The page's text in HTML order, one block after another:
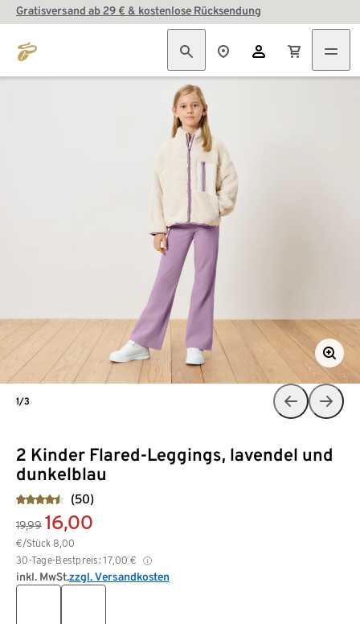
Gratisversand ab 29 € & kostenlose Rücksendung
2 Kinder Flared-Leggings, lavendel und
dunkelblau
(50)
19,99 16,00
€/Stück 8,00
30-Tage-Bestpreis: 17,00 €
inkl. MwSt.zzgl. Versandkosten
1/3